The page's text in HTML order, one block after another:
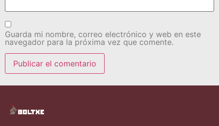
Guarda mi nombre, correo electrónico y web en este
navegador para la próxima vez que comente.